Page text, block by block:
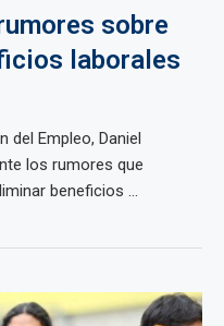
sobre
laborales
del Empleo, Daniel
los rumores que
beneficios ...